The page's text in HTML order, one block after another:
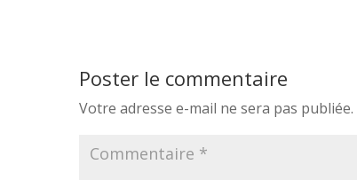
Poster le commentaire
Votre adresse e-mail ne sera pas publiée.